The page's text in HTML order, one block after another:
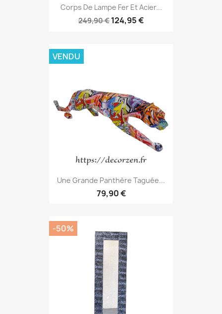
Corps De Lampe Fer Et Acier...
249,90 € 124,95 €
Une Grande Panthère Taguée...
79,90 €
VENDU
-50%